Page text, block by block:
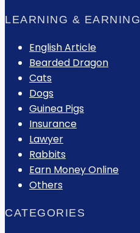
LEARNING & EARNING
English Article
Bearded Dragon
Cats
Dogs
Guinea Pigs
Insurance
Lawyer
Rabbits
Earn Money Online
Others
CATEGORIES